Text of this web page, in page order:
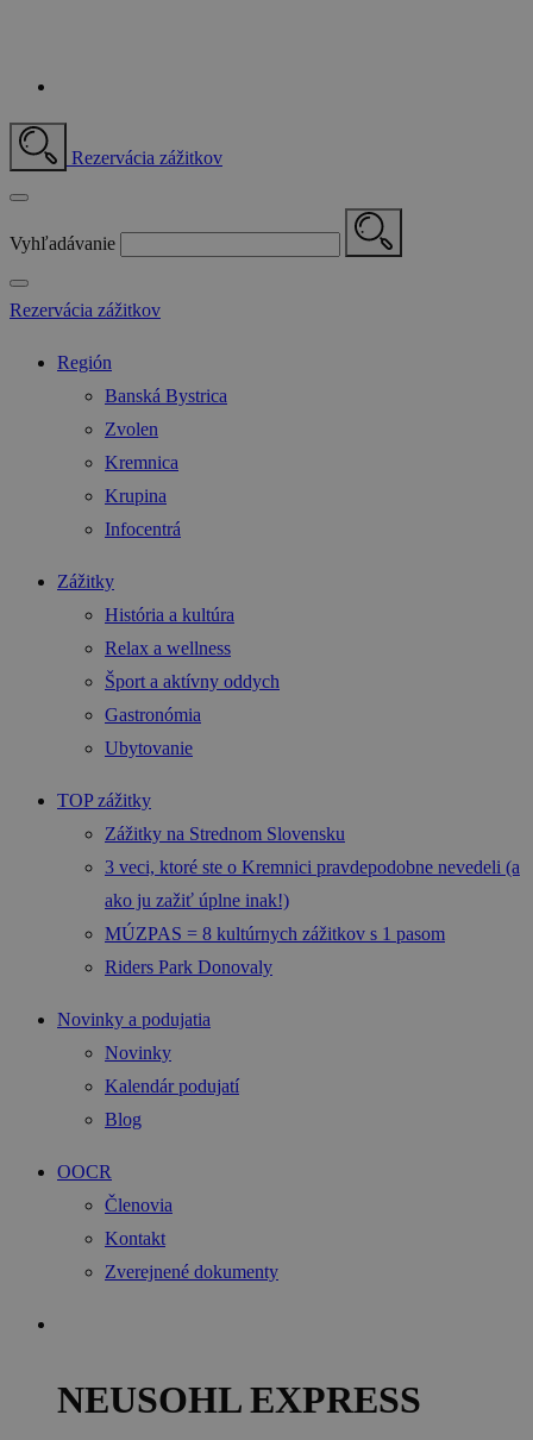
Rezervácia zážitkov
Vyhľadávanie
Rezervácia zážitkov
Región
Banská Bystrica
Zvolen
Kremnica
Krupina
Infocentrá
Zážitky
História a kultúra
Relax a wellness
Šport a aktívny oddych
Gastronómia
Ubytovanie
TOP zážitky
Zážitky na Strednom Slovensku
3 veci, ktoré ste o Kremnici pravdepodobne nevedeli (a
ako ju zažiť úplne inak!)
MÚZPAS = 8 kultúrnych zážitkov s 1 pasom
Riders Park Donovaly
Novinky a podujatia
Novinky
Kalendár podujatí
Blog
OOCR
Členovia
Kontakt
Zverejnené dokumenty
NEUSOHL EXPRESS